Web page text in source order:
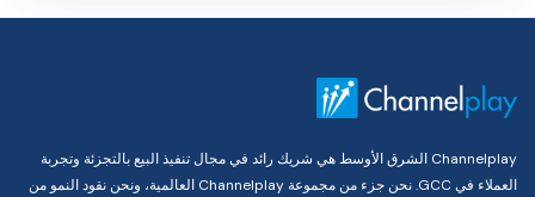
Channelplay الشرق الأوسط هي شريك رائد في مجال تنفيذ البيع بالتجزئة وتجربة
العملاء في GCC. نحن جزء من مجموعة Channelplay العالمية، ونحن نقود النمو من